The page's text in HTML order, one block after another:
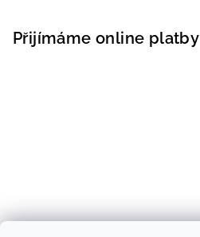
Přijímáme online platby